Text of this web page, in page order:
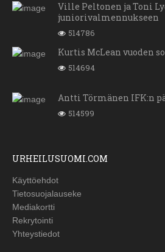
Ville Peltonen ja Toni
juniorivalmennukseen
514786
Kurtis McLean vuoden
514694
Antti Törmänen IFK:n
514599
URHEILUSUOMI.COM
Käyttöehdot
Tietosuojalauseke
Mediakortti
Rekrytointi
Yhteystiedot